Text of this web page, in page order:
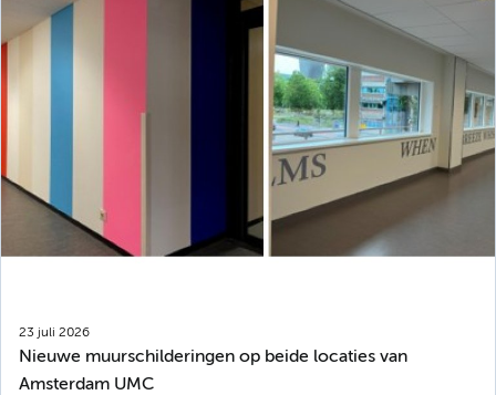
23 juli 2026
Nieuwe muurschilderingen op beide locaties van
Amsterdam UMC